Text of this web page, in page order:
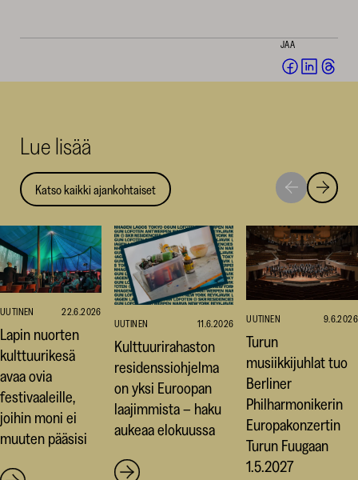
JAA
Jaa Jaa
Lue lisää
Katso kaikki ajankohtaiset
Siirry
seuraavaan
Siirry
UUTINEN 22.6.2026
Lapin nuorten
kulttuurikesä
avaa ovia
festivaaleille,
joihin moni ei
muuten pääsisi
UUTINEN 11.6.2026
Kulttuurirahaston
residenssiohjelma
on yksi Euroopan
laajimmista – haku
aukeaa elokuussa
UUTINEN 9.6.2026
Turun
musiikkijuhlat tuo
Berliner
Philharmonikerin
Europakonzertin
Turun Fuugaan
1.5.2027